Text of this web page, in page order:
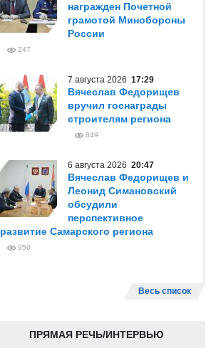
награжден Почетной
грамотой Минобороны
России
247
7 августа 2026 17:29
Вячеслав Федорищев
вручил госнаграды
строителям региона
849
6 августа 2026 20:47
Вячеслав Федорищев и
Леонид Симановский
обсудили
перспективное
развитие Самарского региона
950
Весь список
ПРЯМАЯ РЕЧЬ/ИНТЕРВЬЮ